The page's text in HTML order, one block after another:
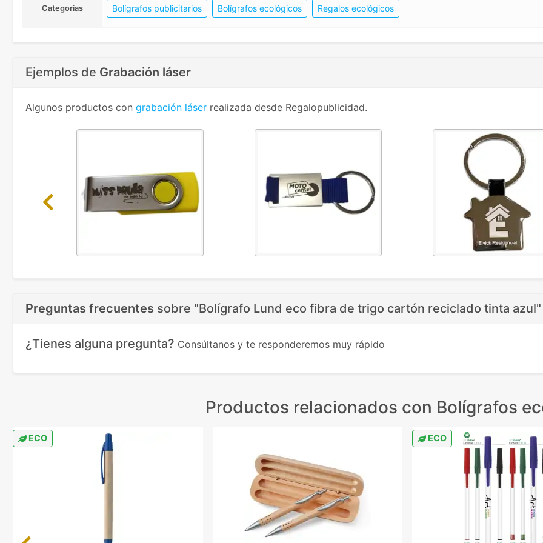
Categorias Bolígrafos publicitarios Bolígrafos ecológicos Regalos ecológicos
Ejemplos de Grabación láser
Algunos productos con grabación láser realizada desde Regalopublicidad.
Previous
Preguntas frecuentes sobre "Bolígrafo Lund eco fibra de trigo cartón reciclado tinta azul"
¿Tienes alguna pregunta? Consúltanos y te responderemos muy rápido
Productos relacionados con Bolígrafos
ECO ECO
Previous